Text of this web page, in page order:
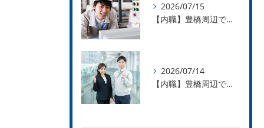
2026/07/15
【内職】豊橋周辺で内職のお仕事を探している方募集中！【急な学級閉鎖も安心】
2026/07/14
【内職】豊橋周辺で内職のお仕事を探している方募集中！【内職さまのお声②】